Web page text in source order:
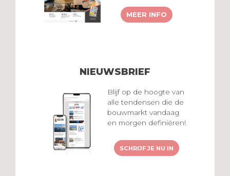
MEER INFO
NIEUWSBRIEF
Blijf op de hoogte van
alle tendensen die de
bouwmarkt vandaag
en morgen definiëren!
SCHRIJF JE NU IN